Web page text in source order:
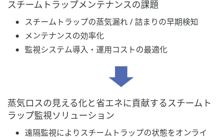
スチームトラップメンテナンスの課題
スチームトラップの蒸気漏れ / 詰まりの早期検知
メンテナンスの効率化
監視システム導入・運用コストの最適化
蒸気ロスの見える化と省エネに貢献するスチームト
ラップ監視ソリューション
遠隔監視によりスチームトラップの状態をオンライ